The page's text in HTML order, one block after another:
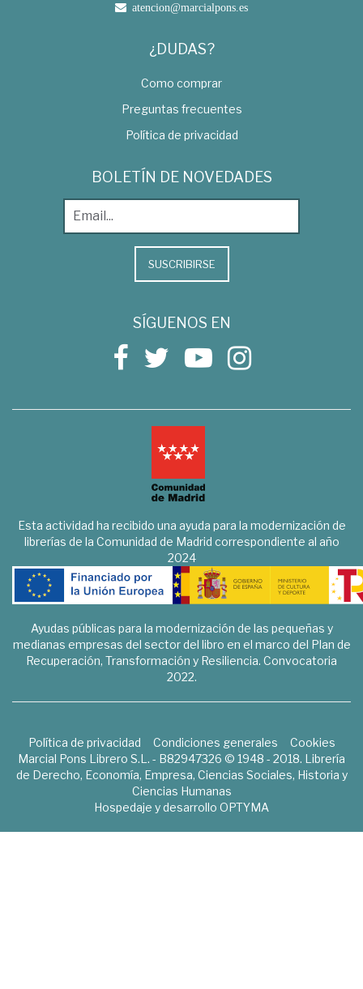
atencion@marcialpons.es
¿DUDAS?
Como comprar
Preguntas frecuentes
Política de privacidad
BOLETÍN DE NOVEDADES
SUSCRIBIRSE
SÍGUENOS EN
Esta actividad ha recibido una ayuda para la modernización de
librerías de la Comunidad de Madrid correspondiente al año
2024
Ayudas públicas para la modernización de las pequeñas y
medianas empresas del sector del libro en el marco del Plan de
Recuperación, Transformación y Resiliencia. Convocatoria
2022.
Política de privacidad Condiciones generales
Cookies
Marcial Pons Librero S.L. - B82947326 © 1948 - 2018. Librería
de Derecho, Economía, Empresa, Ciencias Sociales, Historia y
Ciencias Humanas
Hospedaje y desarrollo OPTYMA